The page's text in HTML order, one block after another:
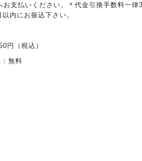
支払いください。＊代金引換手数料一
内にお振込下さい。
円（税込）
無料